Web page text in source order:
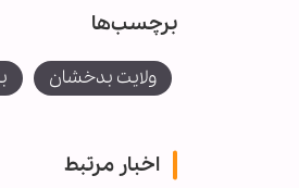
برچسب‌ها
ولایت بدخشان
اخبار مرتبط